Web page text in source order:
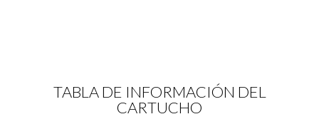
TABLA DE INFORMACIÓN DEL
CARTUCHO